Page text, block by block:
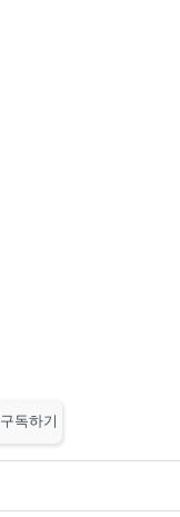
구독하기